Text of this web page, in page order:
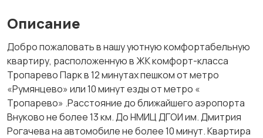
Описание
Добро пожаловать в нашу уютную комфортабельную
квартиру, расположенную в ЖК комфорт-класса
Тропарево Парк в 12 минутах пешком от метро
«Румянцево» или 10 минут езды от метро «
Тропарево» .Расстояние до ближайшего аэропорта
Внуково не более 13 км. До НМИЦ ДГОИ им. Дмитрия
Рогачева на автомобиле не более 10 минут. Квартира